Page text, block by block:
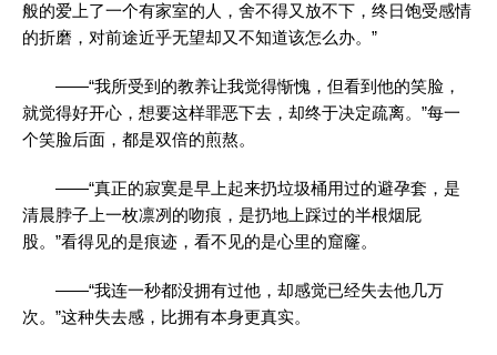
般的爱上了一个有家室的人，舍不得又放不下，终日饱受感情
的折磨，对前途近乎无望却又不知道该怎么办。”
——“我所受到的教养让我觉得惭愧，但看到他的笑脸，
就觉得好开心，想要这样罪恶下去，却终于决定疏离。”每一
个笑脸后面，都是双倍的煎熬。
——“真正的寂寞是早上起来扔垃圾桶用过的避孕套，是
清晨脖子上一枚凛冽的吻痕，是扔地上踩过的半根烟屁
股。”看得见的是痕迹，看不见的是心里的窟窿。
——“我连一秒都没拥有过他，却感觉已经失去他几万
次。”这种失去感，比拥有本身更真实。